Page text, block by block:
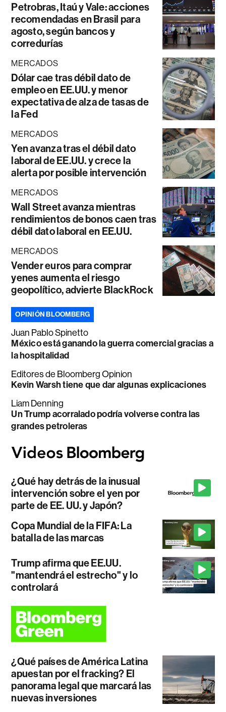
Petrobras, Itaú y Vale: acciones
recomendadas en Brasil para
agosto, según bancos y
corredurías
MERCADOS
Dólar cae tras débil dato de
empleo en EE.UU. y menor
expectativa de alza de tasas de
la Fed
MERCADOS
Yen avanza tras el débil dato
laboral de EE.UU. y crece la
alerta por posible intervención
MERCADOS
Wall Street avanza mientras
rendimientos de bonos caen tras
débil dato laboral en EE.UU.
MERCADOS
Vender euros para comprar
yenes aumenta el riesgo
geopolítico, advierte BlackRock
OPINIÓN BLOOMBERG
Juan Pablo Spinetto
México está ganando la guerra comercial gracias a
la hospitalidad
Editores de Bloomberg Opinion
Kevin Warsh tiene que dar algunas explicaciones
Liam Denning
Un Trump acorralado podría volverse contra las
grandes petroleras
¿Qué hay detrás de la inusual
intervención sobre el yen por
parte de EE. UU. y Japón?
Copa Mundial de la FIFA: La
batalla de las marcas
Trump afirma que EE.UU.
"mantendrá el estrecho" y lo
controlará
¿Qué países de América Latina
apuestan por el fracking? El
panorama legal que marcará las
nuevas inversiones